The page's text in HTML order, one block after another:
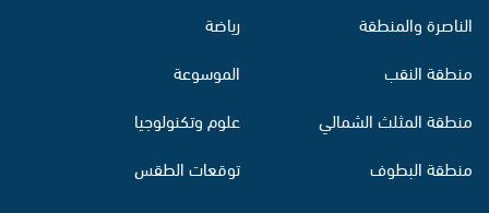
الناصرة والمنطقة
منطقة النقب
منطقة المثلث الشمالي
منطقة البطوف
رياضة
الموسوعة
علوم وتكنولوجيا
توقعات الطقس